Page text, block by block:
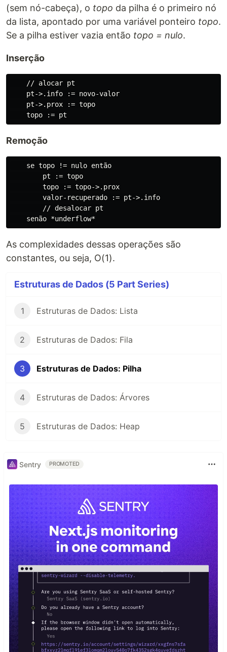
(sem nó-cabeça), o topo da pilha é o primeiro nó
da lista, apontado por uma variável ponteiro topo.
Se a pilha estiver vazia então topo = nulo.
Inserção
    // alocar pt
    pt->.info := novo-valor
    pt->.prox := topo
Remoção
    se topo != nulo então
        pt := topo
        topo := topo->.prox
        valor-recuperado := pt->.info
        // desalocar pt
As complexidades dessas operações são
constantes, ou seja, O(1).
Estruturas de Dados (5 Part Series)
1 Estruturas de Dados: Lista
2 Estruturas de Dados: Fila
3 Estruturas de Dados: Pilha
4 Estruturas de Dados: Árvores
5 Estruturas de Dados: Heap
Sentry PROMOTED